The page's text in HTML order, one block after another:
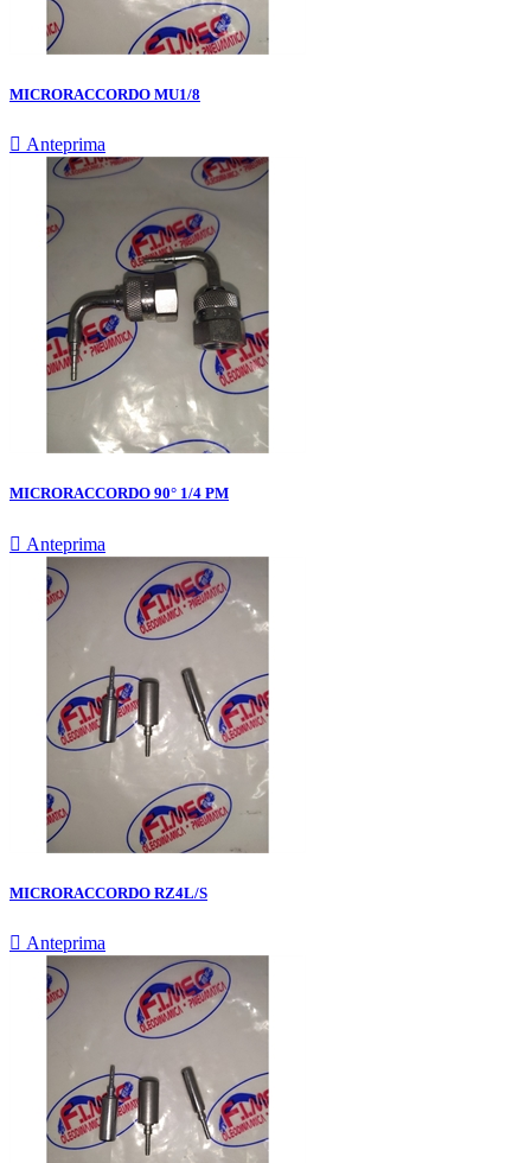
MICRORACCORDO MU1/8
 Anteprima
MICRORACCORDO 90° 1/4 PM
 Anteprima
MICRORACCORDO RZ4L/S
 Anteprima